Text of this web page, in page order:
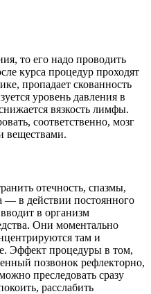
то его надо проводить
курса процедур проходят
пропадает скованность
уровень давления в
вязкость лимфы.
соответственно, мозг
веществами.
отечность, спазмы,
в действии постоянного
в организм
Они моментально
там и
Эффект процедуры в том,
позвонок рефлекторно,
преследовать сразу
расслабить